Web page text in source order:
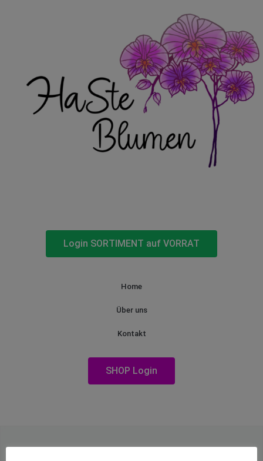
Login SORTIMENT auf VORRAT
Home
Über uns
Kontakt
SHOP Login